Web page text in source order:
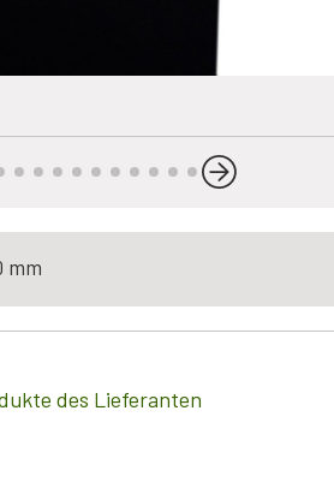
mm
des Lieferanten